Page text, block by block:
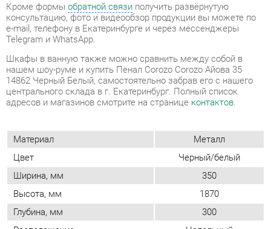
14862 Черный Белый, самостоятельно забрав его с нашего
центрального склада в г. Екатеринбург. Полный список
адресов и магазинов смотрите на страницеконтактов.
Материал
Металл
Цвет
Черный/белый
Ширина, мм
350
Глубина, мм
300
Расположение
Напольный
Комплектация (шкафы и
стеллажи) Полки
Форма (шкафы и стеллажи)
Узкий
Применение (шкафы/
стеллажи)
Для ванной